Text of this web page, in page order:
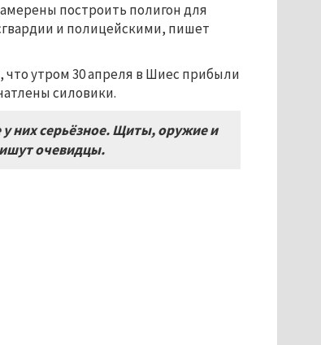
построить полигон для
и полицейскими, пишет
что утром 30 апреля в Шиес прибыли
силовики.
них серьёзное. Щиты, оружие и
очевидцы.